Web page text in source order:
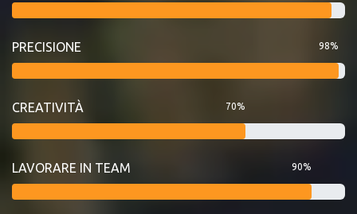
PRECISIONE 98%
CREATIVITÀ 70%
LAVORARE IN TEAM 90%